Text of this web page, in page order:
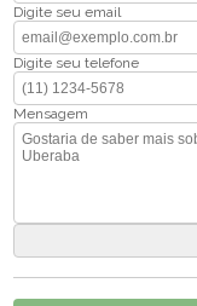
Digite seu email
Digite seu telefone
Mensagem